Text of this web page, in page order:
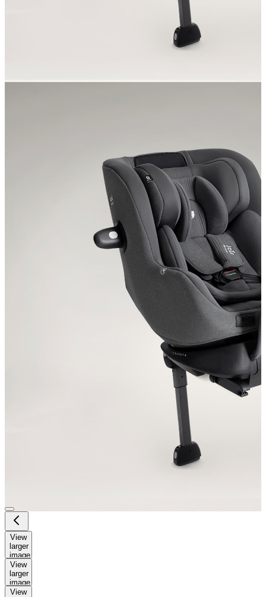
View
larger
image
View
larger
image
View